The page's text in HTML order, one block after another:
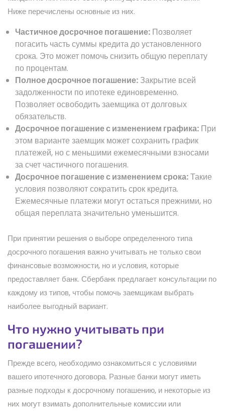
Ниже перечислены основные из них.
Частичное досрочное погашение: Позволяет
погасить часть суммы кредита до установленного
срока. Это может помочь снизить общую переплату
по процентам.
Полное досрочное погашение: Закрытие всей
задолженности по ипотеке единовременно.
Позволяет освободить заемщика от долговых
обязательств.
Досрочное погашение с изменением графика: При
этом варианте заемщик может сохранить график
платежей, но с меньшими ежемесячными взносами
за счет частичного погашения.
Досрочное погашение с изменением срока:Такие
условия позволяют сократить срок кредита.
Ежемесячные платежи могут остаться прежними, но
общая переплата значительно уменьшится.
При принятии решения о выборе определенного типа
досрочного погашения важно учитывать не только свои
финансовые возможности, но и условия, которые
предоставляет банк. Сбербанк предлагает консультации по
каждому из типов, чтобы помочь заемщикам выбрать
наиболее выгодный вариант.
Что нужно учитывать при
погашении?
Прежде всего, необходимо ознакомиться с условиями
вашего ипотечного договора. Разные банки могут иметь
разные подходы к досрочному погашению, и некоторые из
них могут взимать дополнительные комиссии или